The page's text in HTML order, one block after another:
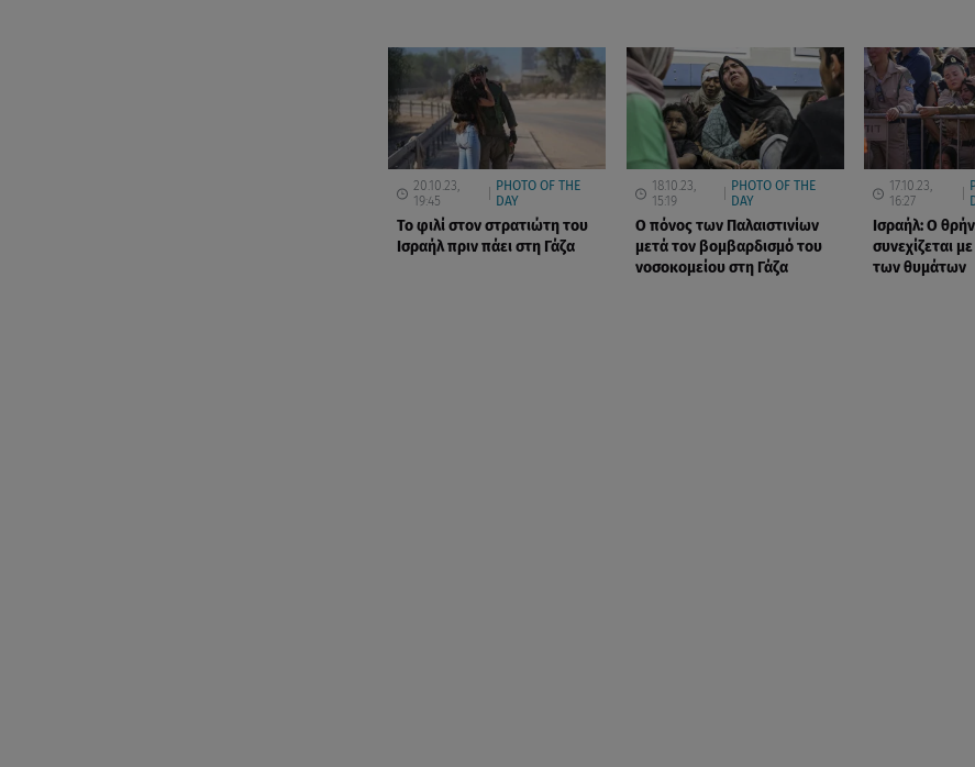
20.10.23,
19:45
PHOTO OF THE
DAY
Το φιλί στον στρατιώτη του
Ισραήλ πριν πάει στη Γάζα
18.10.23,
15:19
PHOTO OF THE
DAY
Ο πόνος των Παλαιστινίων
μετά τον βομβαρδισμό του
νοσοκομείου στη Γάζα
17.10.23,
16:27
Ισραήλ: Ο
συνεχίζεται
των θυμάτων